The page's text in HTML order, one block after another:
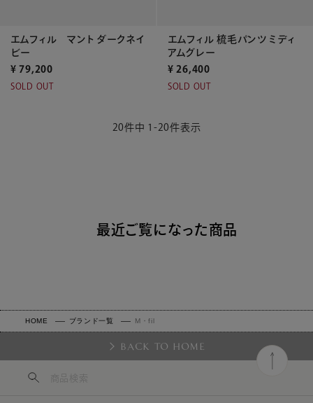
エムフィル マント ダークネイ
ビー
¥ 79,200
SOLD OUT
エムフィル 梳毛パンツ ミディ
アムグレー
¥ 26,400
SOLD OUT
20件中 1 -20件表示
最近ご覧になった商品
HOME ブランド一覧 M・fil
BACK TO HOME